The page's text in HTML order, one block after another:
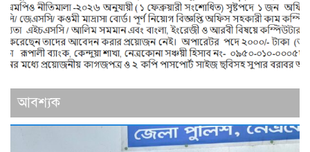
আবশ্যক